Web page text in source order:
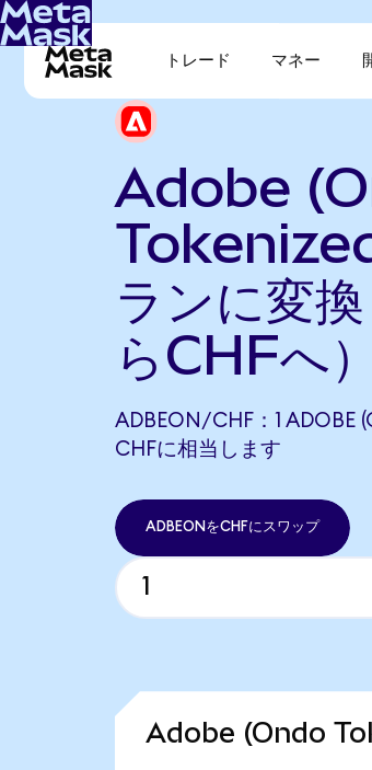
トレード マネー
Adobe
ランに変
らCHFへ）
ADBEON/CHF：1 ADOBE
CHFに相当します
ADBEONをCHFにスワップ
Adobe (Ondo